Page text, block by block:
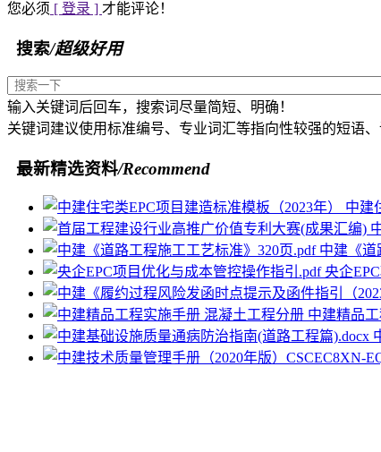
您必须 [ 登录 ] 才能评论！
搜索/超级好用
输入关键词后回车，搜索词尽量简短、明确！
关键词建议使用标准编号、专业词汇等指向性较强的短语、
最新精选资料/Recommend
中建
中建《道
央企
中建精品